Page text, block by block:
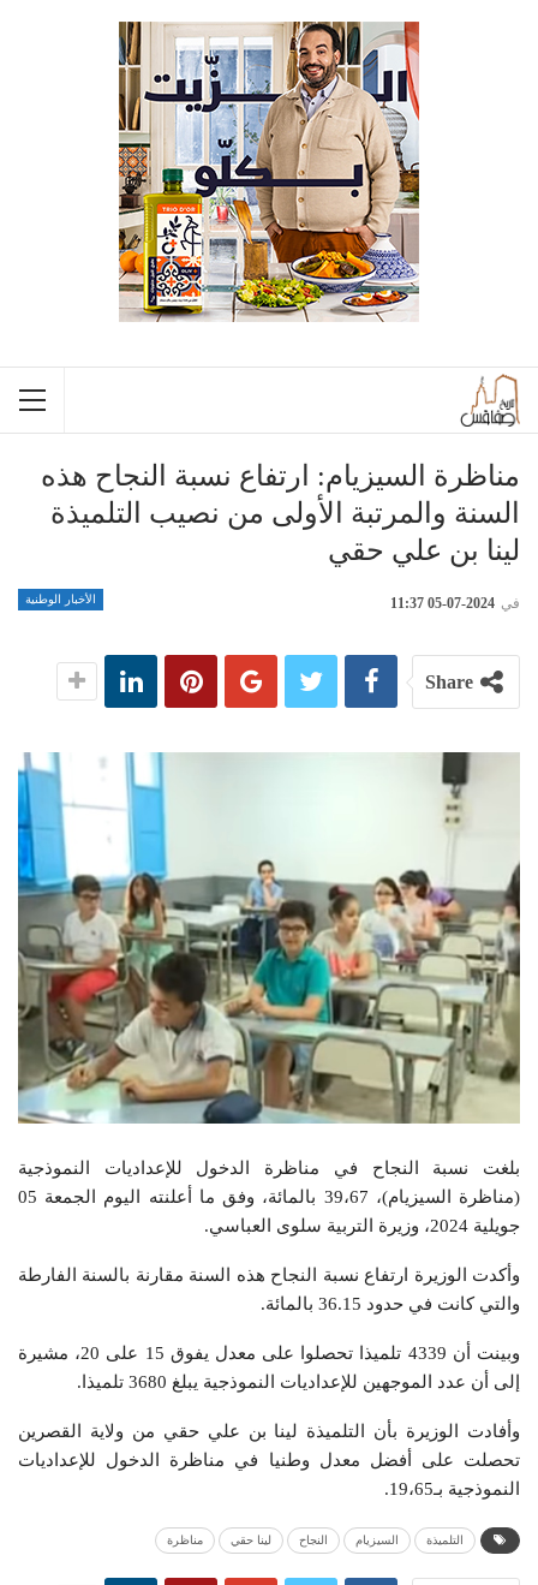
مناظرة السيزيام: ارتفاع نسبة النجاح هذه
السنة والمرتبة الأولى من نصيب التلميذة
لينا بن علي حقي
الأخبار الوطنية في 2024-07-05 11:37
Share
بلغت نسبة النجاح في مناظرة الدخول للإعداديات النموذجية
(مناظرة السيزيام)، 39،67 بالمائة، وفق ما أعلنته اليوم الجمعة 05
جويلية 2024، وزيرة التربية سلوى العباسي.
وأكدت الوزيرة ارتفاع نسبة النجاح هذه السنة مقارنة بالسنة الفارطة
والتي كانت في حدود 36.15 بالمائة.
وبينت أن 4339 تلميذا تحصلوا على معدل يفوق 15 على 20، مشيرة
إلى أن عدد الموجهين للإعداديات النموذجية يبلغ 3680 تلميذا.
وأفادت الوزيرة بأن التلميذة لينا بن علي حقي من ولاية القصرين
تحصلت على أفضل معدل وطنيا في مناظرة الدخول للإعداديات
النموذجية بـ19،65.
التلميذة السيزيام النجاح لينا حقي مناظرة